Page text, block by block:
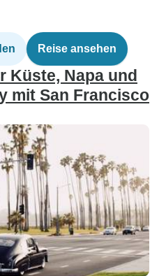
Reise ansehen
Küste, Napa und
mit San Francisco